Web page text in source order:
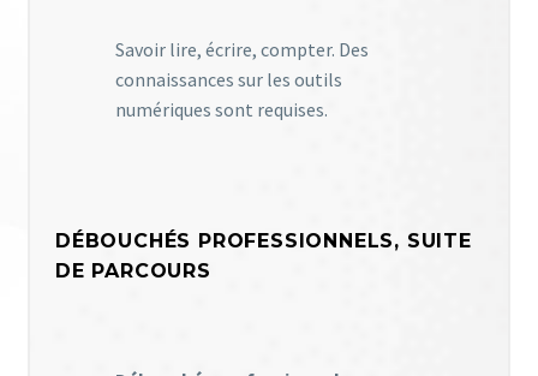
Savoir lire, écrire, compter. Des
connaissances sur les outils
numériques sont requises.
DÉBOUCHÉS PROFESSIONNELS, SUITE
DE PARCOURS